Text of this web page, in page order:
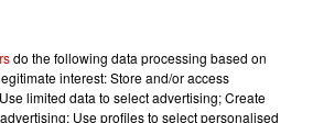
l'un des zoos de nos
!
do the following data processing based on
interest: Store and/or access
limited data to select advertising; Create
Use profiles to select personalised